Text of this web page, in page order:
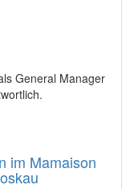
General Manager
im Mamaison